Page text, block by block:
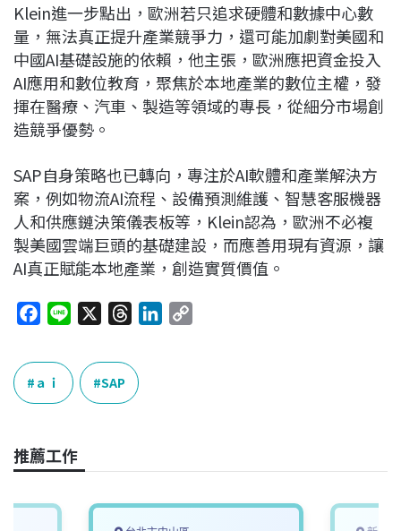
Klein進一步點出，歐洲若只追求硬體和數據中心數
量，無法真正提升產業競爭力，還可能加劇對美國和
中國AI基礎設施的依賴，他主張，歐洲應把資金投入
AI應用和數位教育，聚焦於本地產業的數位主權，發
揮在醫療、汽車、製造等領域的專長，從細分市場創
造競爭優勢。
SAP自身策略也已轉向，專注於AI軟體和產業解決方
案，例如物流AI流程、設備預測維護、智慧客服機器
人和供應鏈決策儀表板等，Klein認為，歐洲不必複
製美國雲端巨頭的基礎建設，而應善用現有資源，讓
AI真正賦能本地產業，創造實質價值。
c
e
b
o
k
e
e
n
k
ａｉ SAP
推薦工作